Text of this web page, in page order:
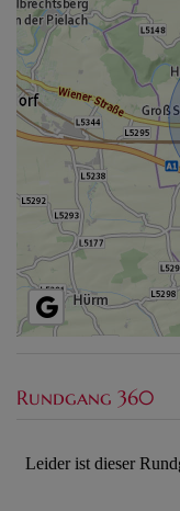
Rundgang 360